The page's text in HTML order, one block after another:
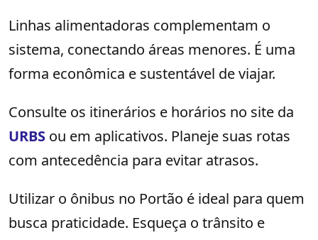
Linhas alimentadoras complementam o
sistema, conectando áreas menores. É uma
forma econômica e sustentável de viajar.
Consulte os itinerários e horários no site da
URBS ou em aplicativos. Planeje suas rotas
com antecedência para evitar atrasos.
Utilizar o ônibus no Portão é ideal para quem
busca praticidade. Esqueça o trânsito e